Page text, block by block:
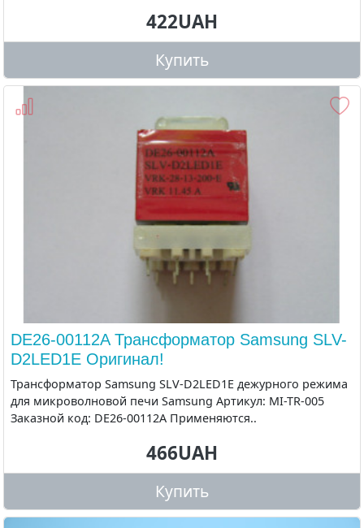
422UAH
Купить
DE26-00112A Трансформатор Samsung SLV-
D2LED1E Оригинал!
Трансформатор Samsung SLV-D2LED1E дежурного режима
для микроволновой печи Samsung Артикул: MI-TR-005
Заказной код: DE26-00112A Применяются..
466UAH
Купить